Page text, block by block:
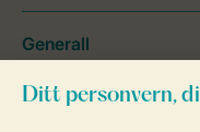
Generall
Service